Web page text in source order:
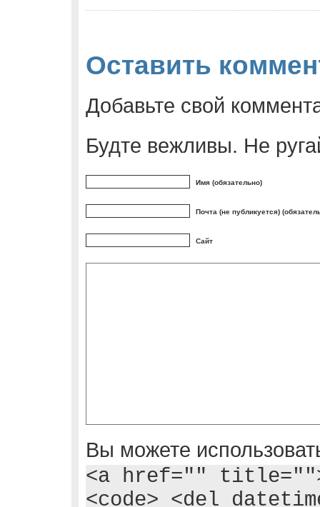
Оставить
Добавьте свой
Будте вежливы. Не
Имя (обязательно)
Почта (не публикуется)
Сайт
Вы можете
<a href=""
<code> <del